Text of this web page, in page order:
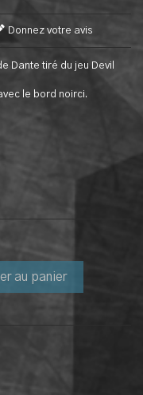
Donnez votre avis
Dante tiré du jeu Devil
le bord noirci.
au panier